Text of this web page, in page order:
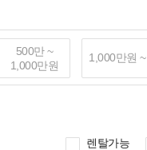
500만 ~
1,000만원
1,000만원 ~
렌탈가능